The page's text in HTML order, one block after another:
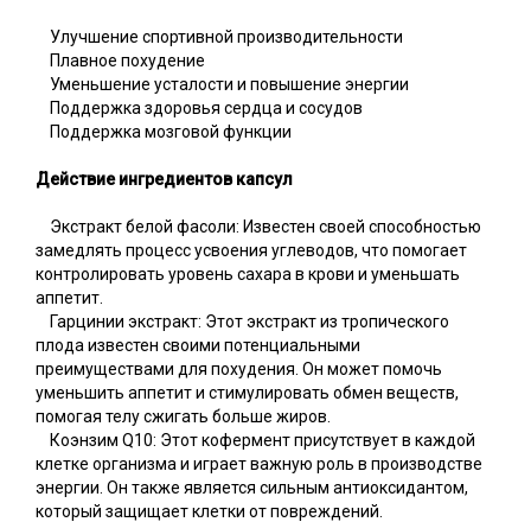
Улучшение спортивной производительности
Плавное похудение
Уменьшение усталости и повышение энергии
Поддержка здоровья сердца и сосудов
Поддержка мозговой функции
Действие ингредиентов капсул
Экстракт белой фасоли: Известен своей способностью
замедлять процесс усвоения углеводов, что помогает
контролировать уровень сахара в крови и уменьшать
аппетит.
Гарцинии экстракт: Этот экстракт из тропического
плода известен своими потенциальными
преимуществами для похудения. Он может помочь
уменьшить аппетит и стимулировать обмен веществ,
помогая телу сжигать больше жиров.
Коэнзим Q10: Этот кофермент присутствует в каждой
клетке организма и играет важную роль в производстве
энергии. Он также является сильным антиоксидантом,
который защищает клетки от повреждений.